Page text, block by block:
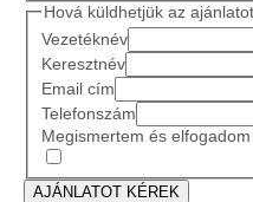
Hová küldhetjük az
Vezetéknév
Keresztnév
Email cím
Telefonszám
Megismertem és